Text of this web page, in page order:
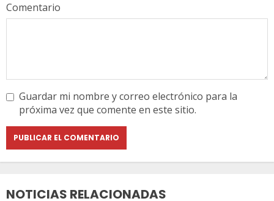
Comentario
Guardar mi nombre y correo electrónico para la
próxima vez que comente en este sitio.
NOTICIAS RELACIONADAS